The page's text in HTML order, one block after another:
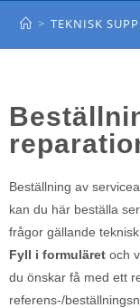
> TEKNISK
Beställning av
kan du här beställa
frågor gällande teknisk
Fyll i formuläret och
du önskar få med ett
referens-/